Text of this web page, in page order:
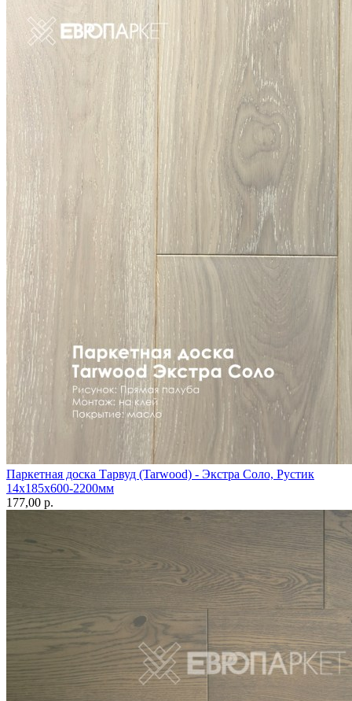
Паркетная доска Тарвуд (Tarwood) - Экстра Соло, Рустик
14х185х600-2200мм
177,00 p.